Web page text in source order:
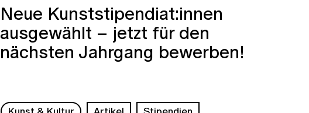
Neue Kunststipendiat:innen
ausgewählt – jetzt für den
nächsten Jahrgang bewerben!